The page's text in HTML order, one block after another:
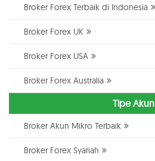
Broker Forex Terbaik di Indonesia
Broker Forex UK
Broker Forex USA
Broker Forex Australia
Tipe Akun
Broker Akun Mikro Terbaik
Broker Forex Syariah